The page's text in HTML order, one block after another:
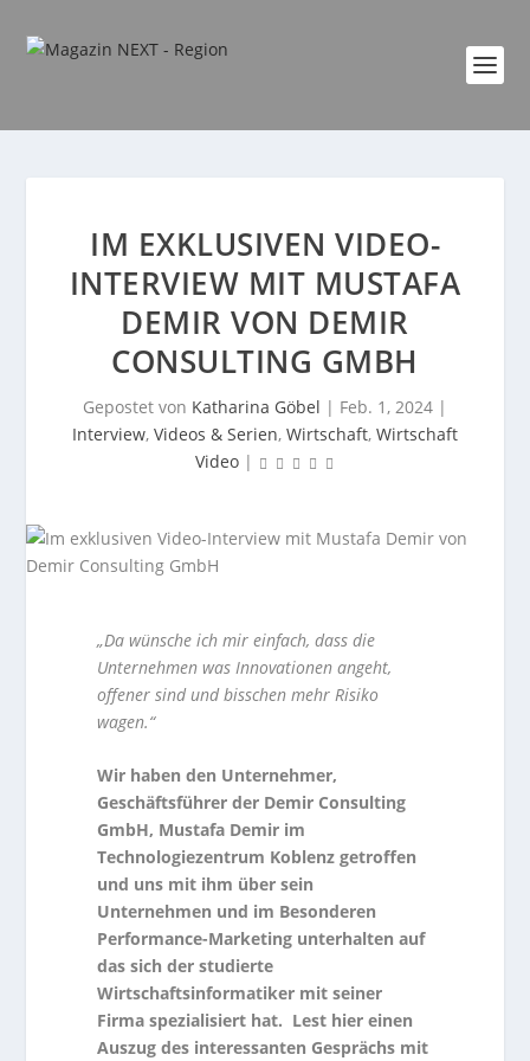
IM EXKLUSIVEN VIDEO-
INTERVIEW MIT MUSTAFA
DEMIR VON DEMIR
CONSULTING GMBH
Gepostet von Katharina Göbel | Feb. 1, 2024 |
Interview, Videos & Serien, Wirtschaft, Wirtschaft
Video|
„Da wünsche ich mir einfach, dass die
Unternehmen was Innovationen angeht,
offener sind und bisschen mehr Risiko
wagen.“
Wir haben den Unternehmer,
Geschäftsführer der Demir Consulting
GmbH, Mustafa Demir im
Technologiezentrum Koblenz getroffen
und uns mit ihm über sein
Unternehmen und im Besonderen
Performance-Marketing unterhalten auf
das sich der studierte
Wirtschaftsinformatiker mit seiner
Firma spezialisiert hat. Lest hier einen
Auszug des interessanten Gesprächs mit